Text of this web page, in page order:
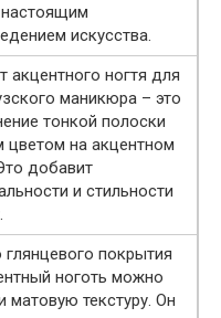
настоящим
искусства.
акцентного ногтя для
маникюра – это
тонкой полоски
цветом на акцентном
добавит
и стильности
глянцевого покрытия
ноготь можно
матовую текстуру. Он